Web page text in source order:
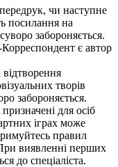
чи наступне
посилання на
забороняється.
є автор
творів
забороняється.
для осіб
іграх може
правил
виявленні перших
до спеціаліста.